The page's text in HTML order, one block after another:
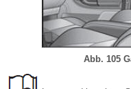
Abb. 105